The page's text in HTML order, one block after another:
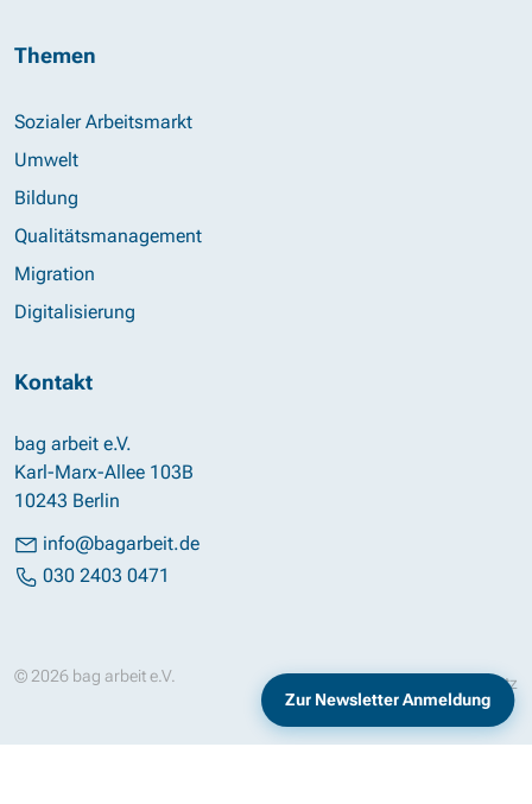
Themen
Sozialer Arbeitsmarkt
Umwelt
Bildung
Qualitätsmanagement
Migration
Digitalisierung
Kontakt
bag arbeit e.V.
Karl-Marx-Allee 103B
10243 Berlin
info@bagarbeit.de
030 2403 0471
© 2026 bag arbeit e.V. Datenschutz
Zur Newsletter Anmeldung